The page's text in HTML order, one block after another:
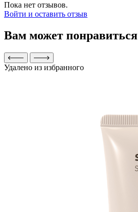
Пока нет отзывов.
Войти и оставить отзыв
Вам может понравиться
Удалено из избранного